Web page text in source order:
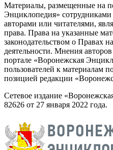
Материалы, размещенные на
Энциклопедия»
авторами или читателями,
права. Права на указанные
законодательством о Правах
деятельности. Мнения
портале «Воронежская
пользователей к материалам
позицией редакции
Сетевое издание
82626 от 27 января 2022 года.